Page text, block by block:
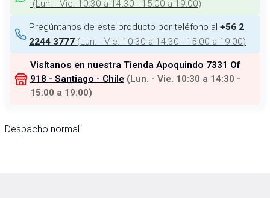
(Lun. - Vie. 10:30 a 14:30 - 15:00 a 19:00)
Pregúntanos de este producto por teléfono al +56 2
2244 3777 (Lun. - Vie. 10:30 a 14:30 - 15:00 a 19:00)
Visítanos en nuestra Tienda Apoquindo 7331 Of
918 - Santiago - Chile (Lun. - Vie. 10:30 a 14:30 -
15:00 a 19:00)
Despacho normal